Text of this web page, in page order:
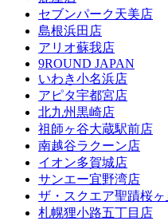
セブンパーク天美店
島根浜田店
アリオ蘇我店
9ROUND JAPAN
いわき小名浜店
アピタ宇都宮店
北九州黒崎店
祖師ヶ谷大蔵駅前店
南越谷ラクーン店
イオン多賀城店
サンエー宜野湾店
ザ・スクエア聖蹟桜
札幌狸小路五丁目店